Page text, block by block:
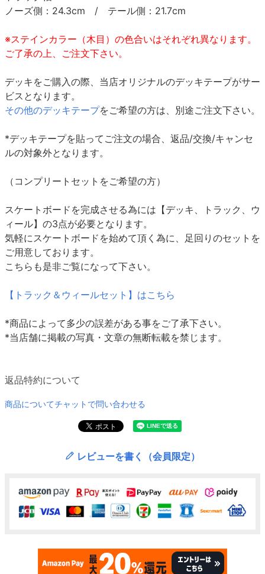
ノーズ側：24.3cm / テール側：21.7cm
※ステインカラー（木目）の色合いはそれぞれ異なります。
ご了承の上、ご注文下さい。
デッキをご購入の際、当店オリジナルのデッキテープがサー
ビスとなります。
その他のデッキテープをご希望の方は、別途ご注文下さい。
*デッキテープを貼ってご注文の場合、返品/交換/キャンセ
ルの対象外となります。
（コンプリートセットをご希望の方）
スケートボードを完成させる為には【デッキ、トラック、ウ
ィール】の3点が必要となります。
気軽にスケートボードを始めて頂く為に、足回りのセットを
ご用意しております。
こちらも是非ご覧になって下さい。
【トラック＆ウィールセット】はこちら
*商品によって多少の誤差がある事をご了承下さい。
*当店舗に掲載の写真・文章の無断転載を禁じます。
返品特約について
商品についてチャットで問い合わせる
レビューを書く（会員限定）